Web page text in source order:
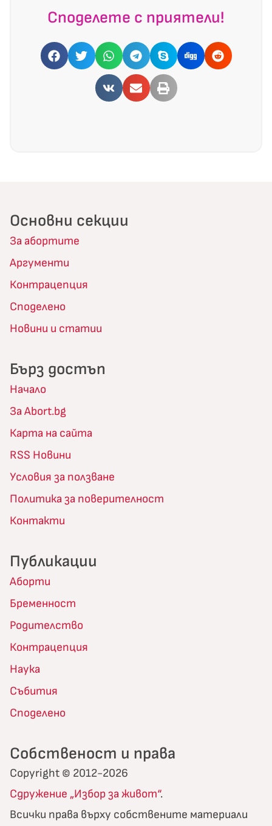
Споделете с приятели!
Собственост и права
Copyright © 2012-2026
Сдружение „Избор за живот“.
Всички права върху собствените материали
Основни секции
За абортите
Аргументи
Контрацепция
Споделено
Новини и статии
Бърз достъп
Начало
За Abort.bg
Карта на сайта
RSS Новини
Условия за ползване
Политика за поверителност
Контакти
Публикации
Аборти
Бременност
Родителство
Контрацепция
Наука
Събития
Споделено